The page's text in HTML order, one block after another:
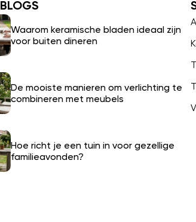
Waarom keramische bladen ideaal zijn
voor buiten dineren
De mooiste manieren om verlichting te
combineren met meubels
Hoe richt je een tuin in voor gezellige
familieavonden?